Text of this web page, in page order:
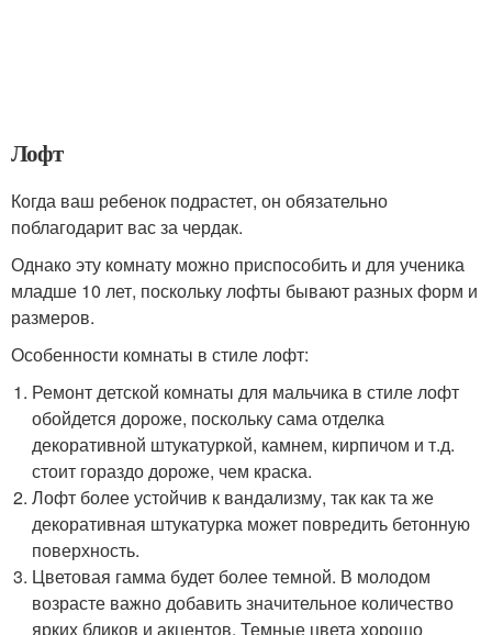
Лофт
Когда ваш ребенок подрастет, он обязательно
поблагодарит вас за чердак.
Однако эту комнату можно приспособить и для ученика
младше 10 лет, поскольку лофты бывают разных форм и
размеров.
Особенности комнаты в стиле лофт:
Ремонт детской комнаты для мальчика в стиле лофт
обойдется дороже, поскольку сама отделка
декоративной штукатуркой, камнем, кирпичом и т.д.
стоит гораздо дороже, чем краска.
Лофт более устойчив к вандализму, так как та же
декоративная штукатурка может повредить бетонную
поверхность.
Цветовая гамма будет более темной. В молодом
возрасте важно добавить значительное количество
ярких бликов и акцентов. Темные цвета хорошо